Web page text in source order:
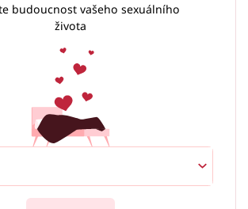
budoucnost vašeho sexuálního
života